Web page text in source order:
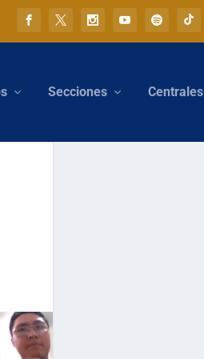
Secciones Centrales